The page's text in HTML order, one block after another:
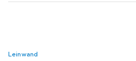
Leinwand